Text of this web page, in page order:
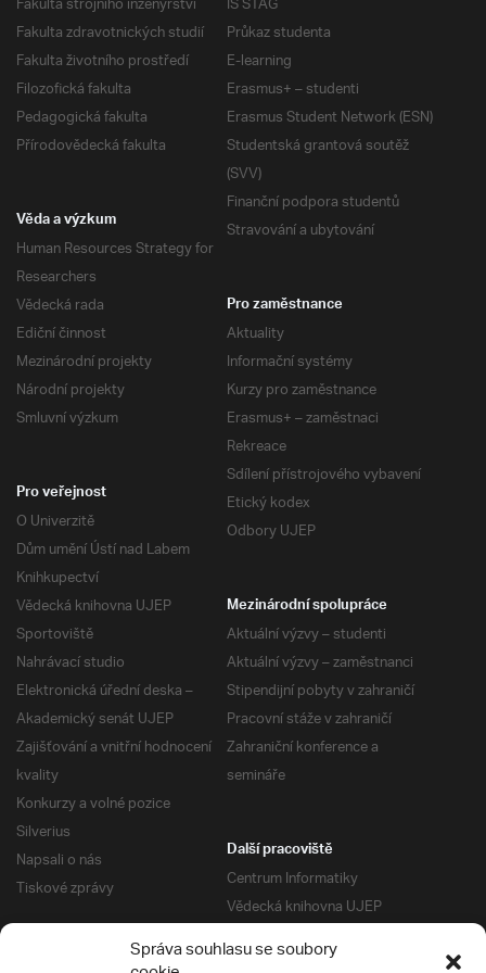
Správa souhlasu se soubory
Fakulta zdravotnických studií
Fakulta životního prostředí
Filozofická fakulta
Pedagogická fakulta
Přírodovědecká fakulta
Průkaz studenta
E-learning
Erasmus+ – studenti
Erasmus Student Network (ESN)
Studentská grantová soutěž
(SVV)
Finanční podpora studentů
Stravování a ubytování
Věda a výzkum
Human Resources Strategy for
Researchers
Vědecká rada
Ediční činnost
Mezinárodní projekty
Národní projekty
Smluvní výzkum
Pro zaměstnance
Aktuality
Informační systémy
Kurzy pro zaměstnance
Erasmus+ – zaměstnaci
Rekreace
Sdílení přístrojového vybavení
Etický kodex
Odbory UJEP
Pro veřejnost
O Univerzitě
Dům umění Ústí nad Labem
Knihkupectví
Vědecká knihovna UJEP
Sportoviště
Nahrávací studio
Elektronická úřední deska –
Akademický senát UJEP
Zajišťování a vnitřní hodnocení
kvality
Konkurzy a volné pozice
Silverius
Napsali o nás
Tiskové zprávy
Mezinárodní spolupráce
Aktuální výzvy – studenti
Aktuální výzvy – zaměstnanci
Stipendijní pobyty v zahraničí
Pracovní stáže v zahraničí
Zahraniční konference a
semináře
Další pracoviště
Centrum Informatiky
Vědecká knihovna UJEP
Správa kolejí a menz
Univerzitní centrum podpory